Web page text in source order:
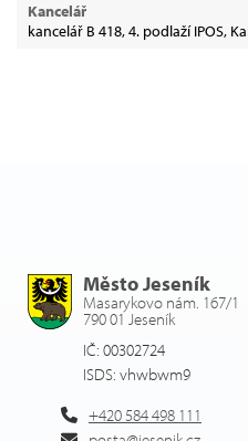
Kancelář
kancelář B 418, 4. podlaží IPOS,
Město Jeseník
Masarykovo nám. 167/1
790 01 Jeseník
IČ: 00302724
ISDS: vhwbwm9
+420 584 498 111